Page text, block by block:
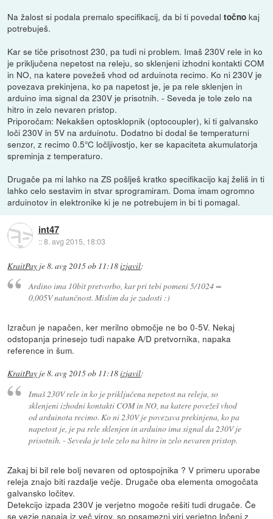
Na žalost si podala premalo specifikacij, da bi ti povedaltočno kaj
potrebuješ.
Kar se tiče prisotnost 230, pa tudi ni problem. Imaš 230V rele in ko
je priključena nepetost na releju, so sklenjeni izhodni kontakti COM
in NO, na katere povežeš vhod od arduinota recimo. Ko ni 230V je
povezava prekinjena, ko pa napetost je, je pa rele sklenjen in
arduino ima signal da 230V je prisotnih. - Seveda je tole zelo na
hitro in zelo nevaren pristop.
Priporočam: Nekakšen optosklopnik (optocoupler), ki ti galvansko
loči 230V in 5V na arduinotu. Dodatno bi dodal še temperaturni
senzor, z recimo 0.5°C ločljivostjo, ker se kapaciteta akumulatorja
spreminja z temperaturo.
Drugače pa mi lahko na ZS pošlješ kratko specifikacijo kaj želiš in ti
lahko celo sestavim in stvar sprogramiram. Doma imam ogromno
arduinotov in elektronike ki je ne potrebujem in bi ti pomagal.
int47
::8. avg 2015, 18:03
KraitPay je8. avg 2015 ob 11:18izjavil:
Ardino ima 10bit pretvorbo, kar pri tebi pomeni 5/1024 =
0,005V natančnost. Mislim da je zadosti :)
Izračun je napačen, ker merilno območje ne bo 0-5V. Nekaj
odstopanja prinesejo tudi napake A/D pretvornika, napaka
reference in šum.
KraitPay je8. avg 2015 ob 11:18izjavil:
Imaš 230V rele in ko je priključena nepetost na releju, so
sklenjeni izhodni kontakti COM in NO, na katere povežeš vhod
od arduinota recimo. Ko ni 230V je povezava prekinjena, ko pa
napetost je, je pa rele sklenjen in arduino ima signal da 230V je
prisotnih. - Seveda je tole zelo na hitro in zelo nevaren pristop.
Zakaj bi bil rele bolj nevaren od optospojnika ? V primeru uporabe
releja znajo biti razdalje večje. Drugače oba elementa omogočata
galvansko ločitev.
Detekcijo izpada 230V je verjetno mogoče rešiti tudi drugače. Če
se vezje napaja iz več virov, so posamezni viri verjetno ločeni z